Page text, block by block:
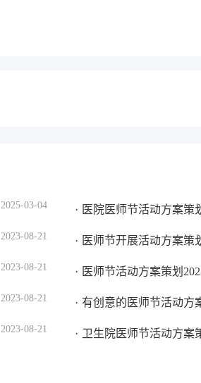
2025-03-04 医院医师节活动方案策
2023-08-21 医师节开展活动方案策
2023-08-21 医师节活动方案策划
2023-08-21 有创意的医师节活动方
2023-08-21 卫生院医师节活动方案